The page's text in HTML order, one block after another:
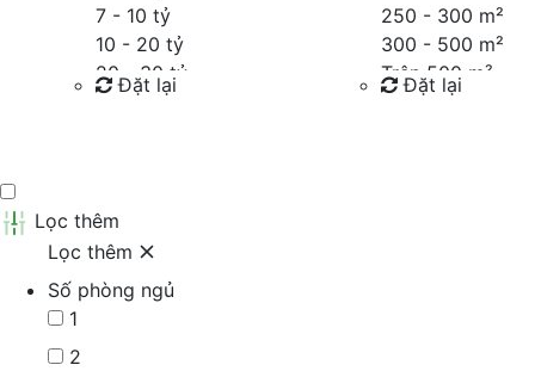
7 - 10 tỷ
10 - 20 tỷ
20 - 30 tỷ
30 - 40 tỷ
Đặt lại
250 - 300 m²
300 - 500 m²
Trên 500 m²
Đặt lại
Lọc thêm
Lọc thêm
Số phòng ngủ
1
2